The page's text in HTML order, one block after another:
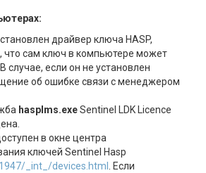
драйвер ключа HASP,
что сам ключ в компьютере может
случае, если он не установлен
об ошибке связи с менеджером
hasplms.exeSentinel LDK Licence
в окне центра
ключей Sentinel Hasр
_int_/devices.html . Если